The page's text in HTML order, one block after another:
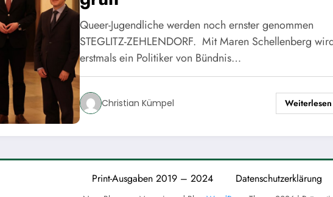
Queer-Jugendliche werden noch ernster genommen
STEGLITZ-ZEHLENDORF. Mit Maren Schellenberg
erstmals ein Politiker von Bündnis…
Christian Kümpel Weiterlesen
Print-Ausgaben 2019 – 2024 Datenschutzerklärung